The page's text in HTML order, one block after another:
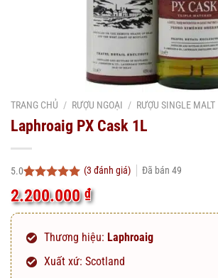
TRANG CHỦ / RƯỢU NGOẠI / RƯỢU SINGLE MALT
Laphroaig PX Cask 1L
5.0
5.0trên 5
dựa trên
3
đánh giá
(3 đánh giá) Đã bán 49
2.200.000₫
Thương hiệu: Laphroaig
Xuất xứ: Scotland